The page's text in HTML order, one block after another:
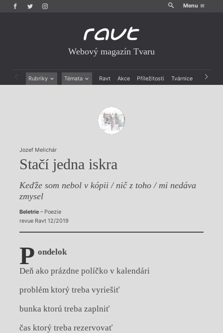
Menu
Webový magazín Tvaru
Rubriky Témata Ravt Akce Příležitosti Tvárnice Archiv
Jozef Melichár
Stačí jedna iskra
Keďže som nebol v kópii / nič z toho / mi nedáva
zmysel
Beletrie– Poezie
revue Ravt 12/2019
P ondelok
Deň ako prázdne políčko v kalendári
problém ktorý treba vyriešiť
bunka ktorú treba zaplniť
čas ktorý treba rezervovať